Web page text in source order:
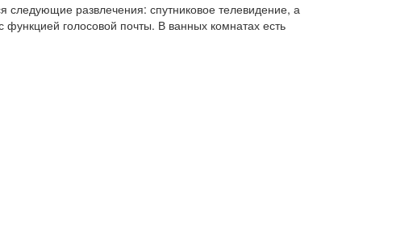
следующие развлечения: спутниковое телевидение, а
голосовой почты. В ванных комнатах есть